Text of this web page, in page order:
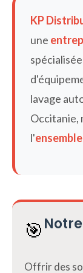
KP
une
lavage
Occitanie,
l'
🎯
Offrir des